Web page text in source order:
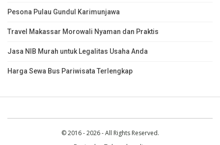
Pesona Pulau Gundul Karimunjawa
Travel Makassar Morowali Nyaman dan Praktis
Jasa NIB Murah untuk Legalitas Usaha Anda
Harga Sewa Bus Pariwisata Terlengkap
© 2016 - 2026 - All Rights Reserved.